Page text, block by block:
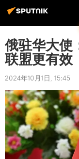
俄驻华大使
联盟更有效
2024年10月1日, 15:45